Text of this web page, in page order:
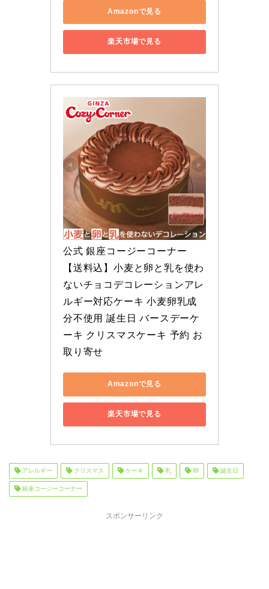
Amazonで見る
楽天市場で見る
公式 銀座コージーコーナー
【送料込】小麦と卵と乳を使わ
ないチョコデコレーションアレ
ルギー対応ケーキ 小麦卵乳成
分不使用 誕生日 バースデーケ
ーキ クリスマスケーキ 予約 お
取り寄せ
Amazonで見る
楽天市場で見る
アレルギー クリスマス ケーキ 乳 卵 誕生日
銀座コージーコーナー
スポンサーリンク